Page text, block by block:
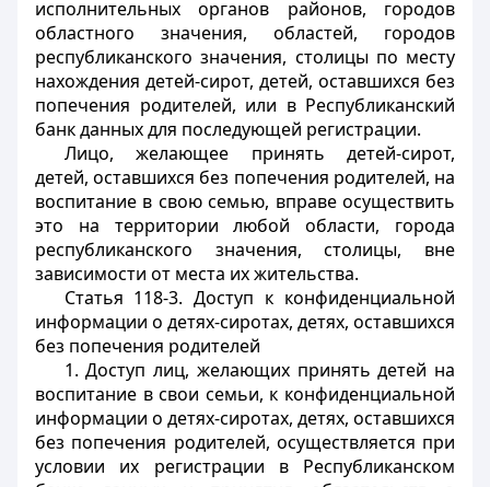
исполнительных органов районов, городов
областного значения, областей, городов
республиканского значения, столицы по месту
нахождения детей-сирот, детей, оставшихся без
попечения родителей, или в Республиканский
банк данных для последующей регистрации.
Лицо, желающее принять детей-сирот,
детей, оставшихся без попечения родителей, на
воспитание в свою семью, вправе осуществить
это на территории любой области, города
республиканского значения, столицы, вне
зависимости от места их жительства.
Статья 118-3. Доступ к конфиденциальной
информации о детях-сиротах, детях, оставшихся
без попечения родителей
1. Доступ лиц, желающих принять детей на
воспитание в свои семьи, к конфиденциальной
информации о детях-сиротах, детях, оставшихся
без попечения родителей, осуществляется при
условии их регистрации в Республиканском